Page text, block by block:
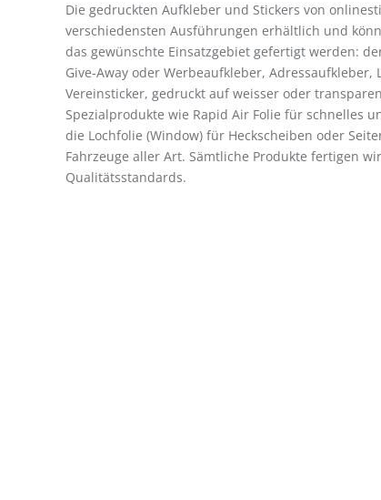
Die gedruckten Aufkleber und Stickers von
verschiedensten Ausführungen erhältlich und
das gewünschte Einsatzgebiet gefertigt werden:
Give-Away oder Werbeaufkleber, Adressaufkleber,
Vereinsticker, gedruckt auf weisser oder
Spezialprodukte wie Rapid Air Folie für schnelles
die Lochfolie (Window) für Heckscheiben oder
Fahrzeuge aller Art. Sämtliche Produkte fertigen
Qualitätsstandards.